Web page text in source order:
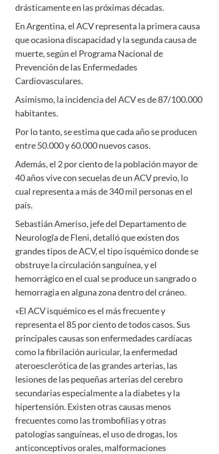
drásticamente en las próximas décadas.
En Argentina, el ACV representa la primera causa
que ocasiona discapacidad y la segunda causa de
muerte, según el Programa Nacional de
Prevención de las Enfermedades
Cardiovasculares.
Asimismo, la incidencia del ACV es de 87/100.000
habitantes.
Por lo tanto, se estima que cada año se producen
entre 50.000 y 60.000 nuevos casos.
Además, el 2 por ciento de la población mayor de
40 años vive con secuelas de un ACV previo, lo
cual representa a más de 340 mil personas en el
país.
Sebastián Ameriso, jefe del Departamento de
Neurologīa de Fleni, detalló que existen dos
grandes tipos de ACV, el tipo isquémico donde se
obstruye la circulación sanguínea, y el
hemorrágico en el cual se produce un sangrado o
hemorragia en alguna zona dentro del cráneo.
«El ACV isquémico es el más frecuente y
representa el 85 por ciento de todos casos. Sus
principales causas son enfermedades cardíacas
como la fibrilación auricular, la enfermedad
ateroesclerótica de las grandes arterias, las
lesiones de las pequeñas arterias del cerebro
secundarias especialmente a la diabetes y la
hipertensión. Existen otras causas menos
frecuentes como las trombofilias y otras
patologías sanguíneas, el uso de drogas, los
anticonceptivos orales, malformaciones